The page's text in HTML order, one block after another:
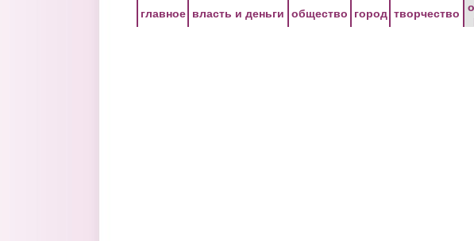
главное власть и деньги общество город творчество